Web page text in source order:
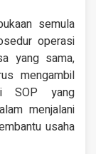
semula
operasi
yang sama,
mengambil
SOP yang
menjalani
usaha